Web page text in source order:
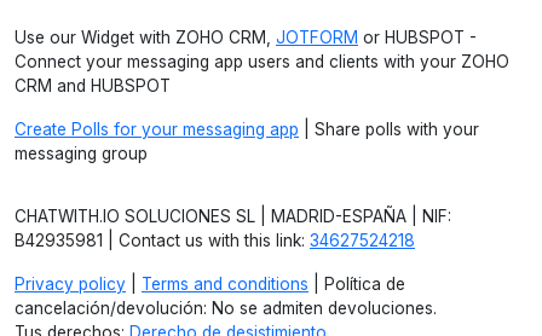
Use our Widget with ZOHO CRM, JOTFORM or HUBSPOT -
Connect your messaging app users and clients with your ZOHO
CRM and HUBSPOT
Create Polls for your messaging app | Share polls with your
messaging group
CHATWITH.IO SOLUCIONES SL | MADRID-ESPAÑA | NIF:
B42935981 | Contact us with this link: 34627524218
Privacy policy Terms and conditions | Política de
cancelación/devolución: No se admiten devoluciones.